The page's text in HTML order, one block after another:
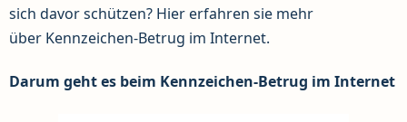
sich davor schützen? Hier erfahren sie mehr
über Kennzeichen-Betrug im Internet.
Darum geht es beim Kennzeichen-Betrug im Internet